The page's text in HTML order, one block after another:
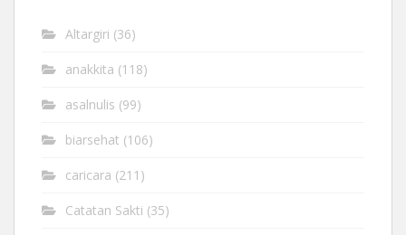
Altargiri (36)
anakkita (118)
asalnulis (99)
biarsehat (106)
caricara (211)
Catatan Sakti (35)